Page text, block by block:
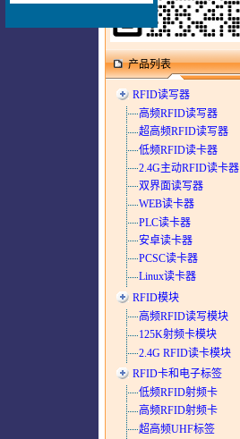
产品列表
RFID读写器
高频RFID读写器
超高频RFID读写器
低频RFID读卡器
2.4G主动RFID读卡器
双界面读写器
WEB读卡器
PLC读卡器
安卓读卡器
PCSC读卡器
Linux读卡器
RFID模块
高频RFID读写模块
125K射频卡模块
2.4G RFID读卡模块
RFID卡和电子标签
低频RFID射频卡
高频RFID射频卡
超高频UHF标签